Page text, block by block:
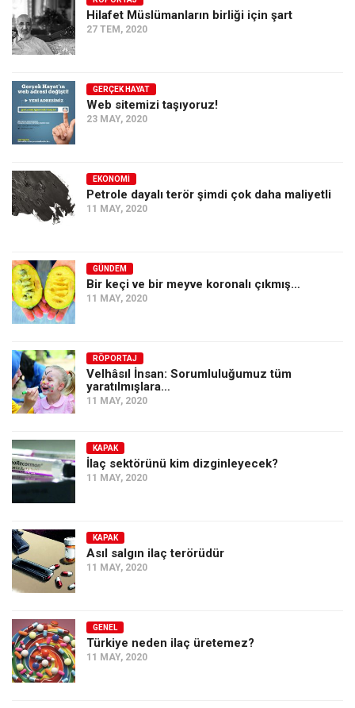
Ekonomi
Spor
Sağlık
Gıda-Beslenme
Türkiye
Siyaset
Dünya
Asya
Amerika
Avustralya
Tarih
Düşünce
Dosyalar
Hilafet Müslümanların birliği için şart
27 TEM, 2020
GERÇEK HAYAT
Web sitemizi taşıyoruz!
23 MAY, 2020
EKONOMI
Petrole dayalı terör şimdi çok daha maliyetli
11 MAY, 2020
GÜNDEM
Bir keçi ve bir meyve koronalı çıkmış…
11 MAY, 2020
RÖPORTAJ
Velhâsıl İnsan: Sorumluluğumuz tüm
yaratılmışlara…
11 MAY, 2020
KAPAK
İlaç sektörünü kim dizginleyecek?
11 MAY, 2020
KAPAK
Asıl salgın ilaç terörüdür
11 MAY, 2020
GENEL
Türkiye neden ilaç üretemez?
11 MAY, 2020